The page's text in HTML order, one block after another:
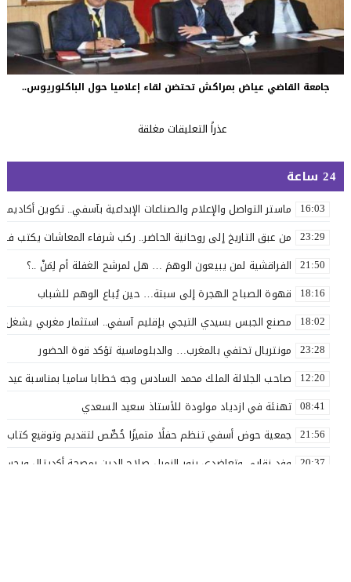
جامعة القاضي عياض بمراكش تحتضن لقاء إعلاميا حول الباكلوريوس..
عذراً التعليقات مغلقة
24 ساعة
16:03 ماستر التواصل والإعلام والصناعات الإبداعية بآسفي.. تكوين
23:29 من عبق التاريخ إلى روحانية الحاضر.. ركب شرفاء المعاشات يكتب
21:50 الفراقشية لمن يبيعون الوهمَ … هل لمرشح الغفلة أم لِمَنْ ..؟
18:16 قهوة الصباح الهجرة إلى سبتة… حين يُباع الوهم للشباب
18:02 مصنع الجبس بسيدي التيجي بإقليم آسفي.. استثمار مغربي يشغل 110 عاملاً
23:28 مونتريال تحتفي بالمغرب… والدبلوماسية تؤكد قوة الحضور
12:20 صاحب الجلالة الملك محمد السادس وجه خطابا ساميا بمناسبة عيد
08:41 تهنئة في ازدياد مولودة للأستاذ سعيد السعدي
21:56 جمعية حوض أسفي تنظم حفلًا متميزًا خُصِّص لتقديم وتوقيع كتاب
20:37 وفد نقابي وتعاضدي يزور الزميل صلاح الدين بمصحة أكديتال ويجسد